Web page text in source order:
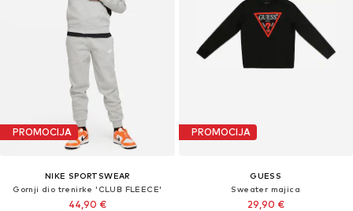
PROMOCIJA
NIKE SPORTSWEAR
Gornji dio trenirke 'CLUB FLEECE'
44,90 €
PROMOCIJA
GUESS
Sweater majica
29,90 €